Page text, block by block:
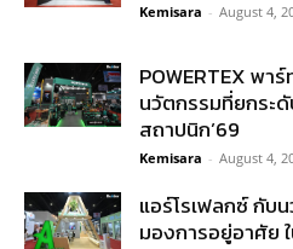
Kemisara - August 4,
POWERTEX พา
นวัตกรรมที่ยกระ
สถาปนิก’69
Kemisara - August 4,
แอร์โรเฟลกซ์ กับ
มองการอยู่อาศัย